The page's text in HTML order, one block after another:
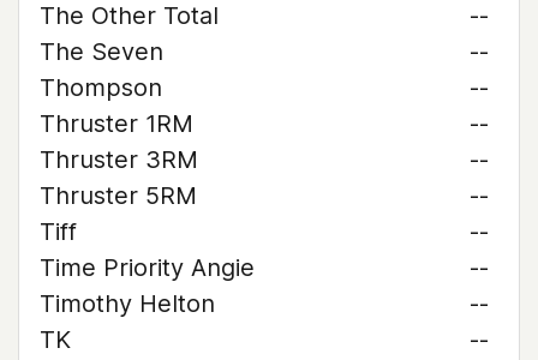
The Other Total
--
The Seven
--
Thompson
--
Thruster 1RM
--
Thruster 3RM
--
Thruster 5RM
--
Tiff
--
Time Priority Angie
--
Timothy Helton
--
TK
--